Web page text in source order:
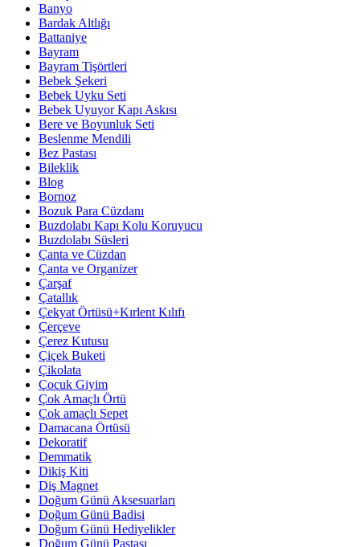
Banyo
Bardak Altlığı
Battaniye
Bayram
Bayram Tişörtleri
Bebek Şekeri
Bebek Uyku Seti
Bebek Uyuyor Kapı Askısı
Bere ve Boyunluk Seti
Beslenme Mendili
Bez Pastası
Bileklik
Blog
Bornoz
Bozuk Para Cüzdanı
Buzdolabı Kapı Kolu Koruyucu
Buzdolabı Süsleri
Çanta ve Cüzdan
Çanta ve Organizer
Çarşaf
Çatallık
Çekyat Örtüsü+Kırlent Kılıfı
Çerçeve
Çerez Kutusu
Çiçek Buketi
Çikolata
Çocuk Giyim
Çok Amaçlı Örtü
Çok amaçlı Sepet
Damacana Örtüsü
Dekoratif
Demmatik
Dikiş Kiti
Diş Magnet
Doğum Günü Aksesuarları
Doğum Günü Badisi
Doğum Günü Hediyelikler
Doğum Günü Pastası